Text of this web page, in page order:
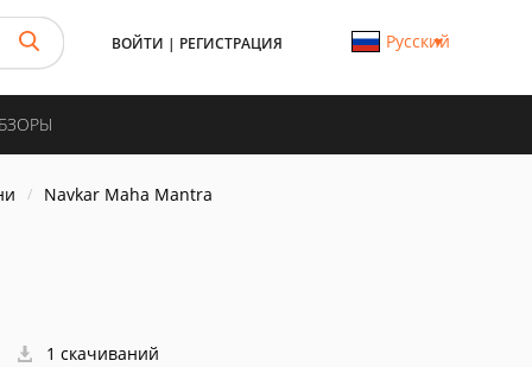
ВОЙТИ | РЕГИСТРАЦИЯ Русский
Navkar Maha Mantra
1 скачиваний